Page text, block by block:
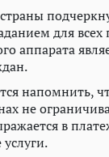
для всех
аппарата
напомнить,
не
в